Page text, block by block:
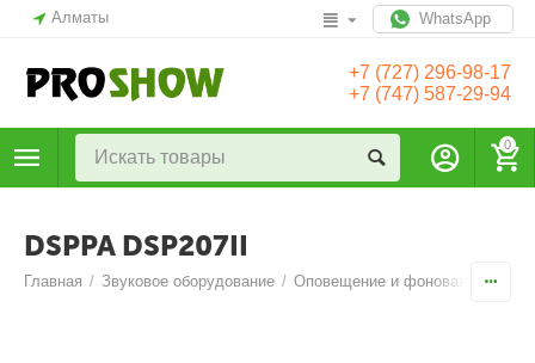
Алматы WhatsApp
+7 (727) 296-98-17
+7 (747) 587-29-94
0
DSPPA DSP207II
Главная / Звуковое оборудование / Оповещение и фоновая музыка